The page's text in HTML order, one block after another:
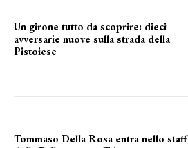
Un girone tutto da scoprire: dieci
avversarie nuove sulla strada della
Pistoiese
Tommaso Della Rosa entra nello staff